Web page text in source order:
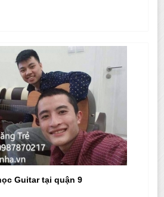
Guitar tại quận 9